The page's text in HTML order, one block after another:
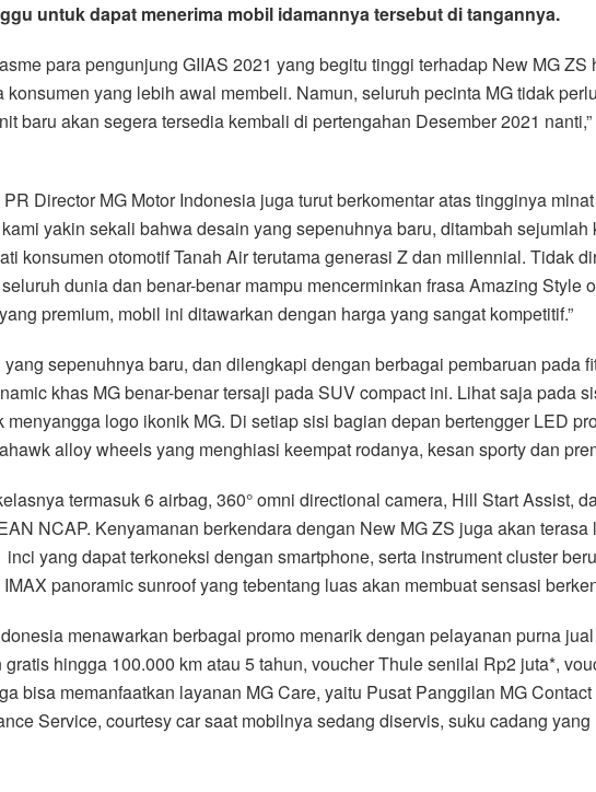
untuk dapat menerima mobil idamannya tersebut di tangannya.
para pengunjung GIIAS 2021 yang begitu tinggi terhadap New MG
yang lebih awal membeli. Namun, seluruh pecinta MG tidak
baru akan segera tersedia kembali di pertengahan Desember 2021
Director MG Motor Indonesia juga turut berkomentar atas tingginya
yakin sekali bahwa desain yang sepenuhnya baru, ditambah
konsumen otomotif Tanah Air terutama generasi Z dan millennial. Tidak
dunia dan benar-benar mampu mencerminkan frasa Amazing Style
premium, mobil ini ditawarkan dengan harga yang sangat kompetitif.”
sepenuhnya baru, dan dilengkapi dengan berbagai pembaruan pada
khas MG benar-benar tersaji pada SUV compact ini. Lihat saja pada
logo ikonik MG. Di setiap sisi bagian depan bertengger LED
alloy wheels yang menghiasi keempat rodanya, kesan sporty dan
termasuk 6 airbag, 360° omni directional camera, Hill Start Assist,
NCAP. Kenyamanan berkendara dengan New MG ZS juga akan
yang dapat terkoneksi dengan smartphone, serta instrument cluster
panoramic sunroof yang tebentang luas akan membuat sensasi
menawarkan berbagai promo menarik dengan pelayanan purna
hingga 100.000 km atau 5 tahun, voucher Thule senilai Rp2 juta*,
bisa memanfaatkan layanan MG Care, yaitu Pusat Panggilan MG
Service, courtesy car saat mobilnya sedang diservis, suku cadang